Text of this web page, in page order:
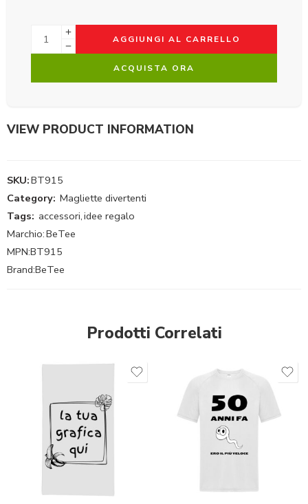
AGGIUNGI AL CARRELLO
ACQUISTA ORA
VIEW PRODUCT INFORMATION
SKU:BT915
Category: Magliette divertenti
Tags: accessori,idee regalo
Marchio:BeTee
MPN:BT915
Brand:BeTee
Prodotti Correlati